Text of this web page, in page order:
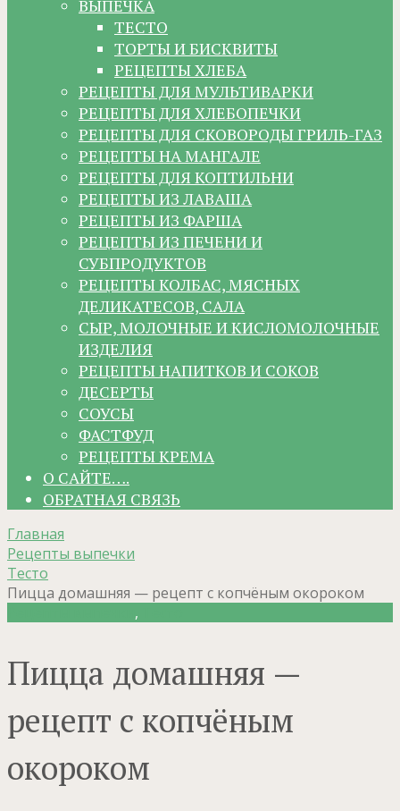
ВЫПЕЧКА
ТЕСТО
ТОРТЫ И БИСКВИТЫ
РЕЦЕПТЫ ХЛЕБА
РЕЦЕПТЫ ДЛЯ МУЛЬТИВАРКИ
РЕЦЕПТЫ ДЛЯ ХЛЕБОПЕЧКИ
РЕЦЕПТЫ ДЛЯ СКОВОРОДЫ ГРИЛЬ-ГАЗ
РЕЦЕПТЫ НА МАНГАЛЕ
РЕЦЕПТЫ ДЛЯ КОПТИЛЬНИ
РЕЦЕПТЫ ИЗ ЛАВАША
РЕЦЕПТЫ ИЗ ФАРША
РЕЦЕПТЫ ИЗ ПЕЧЕНИ И
СУБПРОДУКТОВ
РЕЦЕПТЫ КОЛБАС, МЯСНЫХ
ДЕЛИКАТЕСОВ, САЛА
СЫР, МОЛОЧНЫЕ И КИСЛОМОЛОЧНЫЕ
ИЗДЕЛИЯ
РЕЦЕПТЫ НАПИТКОВ И СОКОВ
ДЕСЕРТЫ
СОУСЫ
ФАСТФУД
РЕЦЕПТЫ КРЕМА
О САЙТЕ….
ОБРАТНАЯ СВЯЗЬ
Главная
Рецепты выпечки
Тесто
Пицца домашняя — рецепт с копчёным окороком
,
Пицца домашняя —
рецепт с копчёным
окороком